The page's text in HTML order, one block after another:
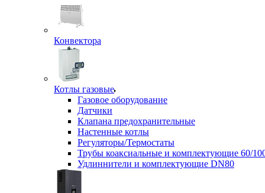
Конвектора
Котлы газовые
Газовое оборудование
Датчики
Клапана предохранительные
Настенные котлы
Регуляторы/Термостаты
Трубы коаксиальные и комплектующие 60/
Удлиннители и комплектующие DN80